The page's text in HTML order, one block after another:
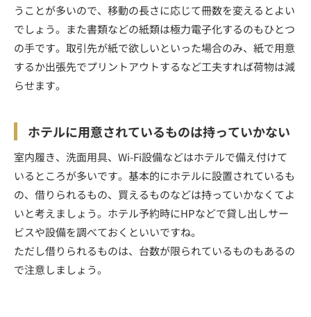
うことが多いので、移動の長さに応じて冊数を変えるとよい
でしょう。また書類などの紙類は極力電子化するのもひとつ
の手です。取引先が紙で欲しいといった場合のみ、紙で用意
するか出張先でプリントアウトするなど工夫すれば荷物は減
らせます。
ホテルに用意されているものは持っていかない
室内履き、洗面用具、Wi-Fi設備などはホテルで備え付けて
いるところが多いです。基本的にホテルに設置されているも
の、借りられるもの、買えるものなどは持っていかなくてよ
いと考えましょう。ホテル予約時にHPなどで貸し出しサー
ビスや設備を調べておくといいですね。
ただし借りられるものは、台数が限られているものもあるの
で注意しましょう。